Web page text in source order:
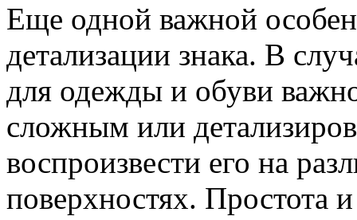
Еще одной важной
детализации знака. В
для одежды и обуви
сложным или
воспроизвести его на
поверхностях. Простота